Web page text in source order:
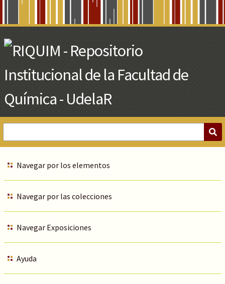
Main
Content
Navegar por los elementos
Navegar por las colecciones
Navegar Exposiciones
Ayuda